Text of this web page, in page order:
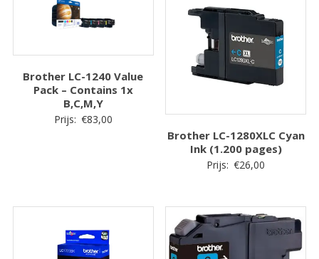
Brother LC-1240 Value
Pack – Contains 1x
B,C,M,Y
Prijs: €83,00
Brother LC-1280XLC Cyan
Ink (1.200 pages)
Prijs: €26,00